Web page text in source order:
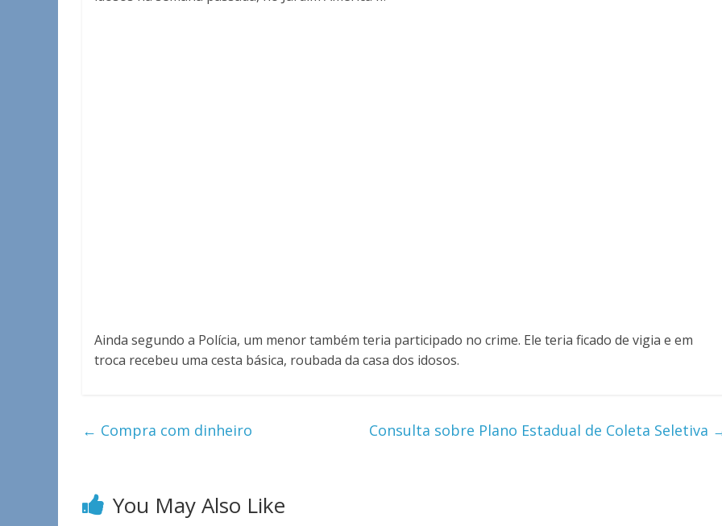
Ainda segundo a Polícia, um menor também teria participado no crime. Ele teria ficado de vigia e em
troca recebeu uma cesta básica, roubada da casa dos idosos.
← Compra com dinheiro Consulta sobre Plano Estadual de Coleta Seletiva
You May Also Like